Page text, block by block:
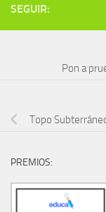
SEGUIR:
Pon a
Topo
PREMIOS: